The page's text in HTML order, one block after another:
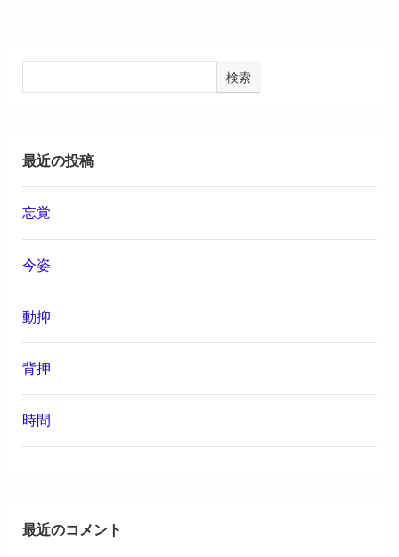
検索
最近の投稿
忘覚
今姿
動抑
背押
時間
最近のコメント